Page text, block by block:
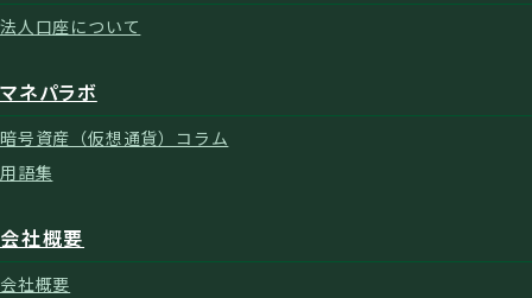
法人口座について
マネパラボ
暗号資産（仮想通貨）コラム
用語集
会社概要
会社概要